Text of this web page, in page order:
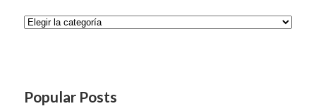
Categorías
Popular Posts